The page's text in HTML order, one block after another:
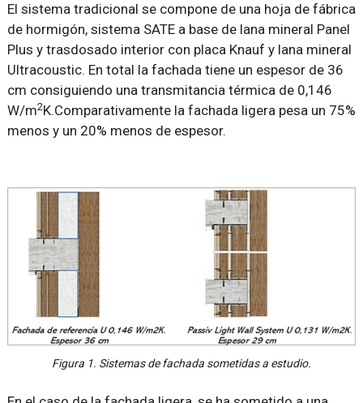
El sistema tradicional se compone de una hoja de fábrica
de hormigón, sistema SATE a base de lana mineral Panel
Plus y trasdosado interior con placa Knauf y lana mineral
Ultracoustic. En total la fachada tiene un espesor de 36
cm consiguiendo una transmitancia térmica de 0,146
W/m2K.Comparativamente la fachada ligera pesa un 75%
menos y un 20% menos de espesor.
Figura 1. Sistemas de fachada sometidas a estudio.